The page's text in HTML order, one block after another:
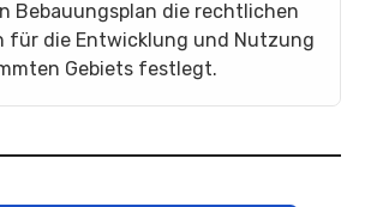
Bebauungsplan die rechtlichen
für die Entwicklung und Nutzung
Gebiets festlegt.